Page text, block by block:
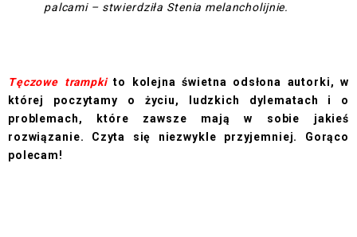
palcami – stwierdziła Stenia melancholijnie.
Tęczowe trampkito kolejna świetna odsłona autorki, w
której poczytamy o życiu, ludzkich dylematach i o
problemach, które zawsze mają w sobie jakieś
rozwiązanie. Czyta się niezwykle przyjemniej. Gorąco
polecam!